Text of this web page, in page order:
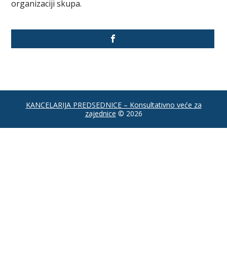
organizaciji skupa.
KANCELARIJA PREDSEDNICE – Konsultativno veće za
zajednice © 2026